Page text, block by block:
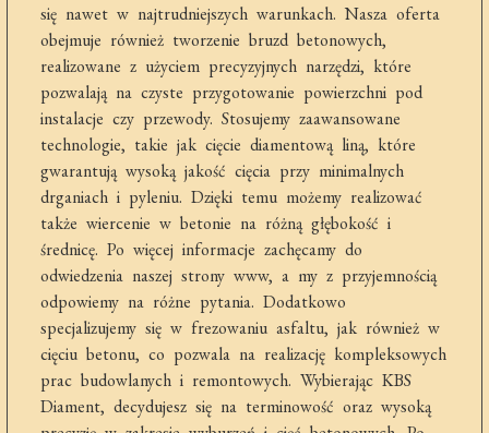
się nawet w najtrudniejszych warunkach. Nasza oferta
obejmuje również tworzenie bruzd betonowych,
realizowane z użyciem precyzyjnych narzędzi, które
pozwalają na czyste przygotowanie powierzchni pod
instalacje czy przewody. Stosujemy zaawansowane
technologie, takie jak cięcie diamentową liną, które
gwarantują wysoką jakość cięcia przy minimalnych
drganiach i pyleniu. Dzięki temu możemy realizować
także wiercenie w betonie na różną głębokość i
średnicę. Po więcej informacje zachęcamy do
odwiedzenia naszej strony www, a my z przyjemnością
odpowiemy na różne pytania. Dodatkowo
specjalizujemy się w frezowaniu asfaltu, jak również w
cięciu betonu, co pozwala na realizację kompleksowych
prac budowlanych i remontowych. Wybierając KBS
Diament, decydujesz się na terminowość oraz wysoką